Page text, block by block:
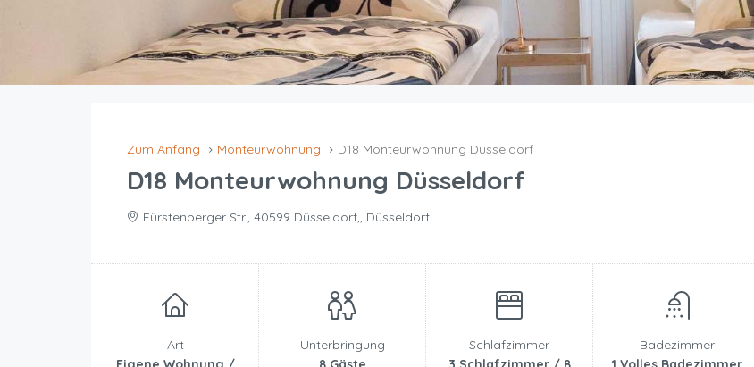
Zum Anfang Monteurwohnung D18 Monteurwohnung Düsseldorf
D18 Monteurwohnung Düsseldorf
Fürstenberger Str., 40599 Düsseldorf,, Düsseldorf
Art
Unterbringung
Schlafzimmer
Badezimmer